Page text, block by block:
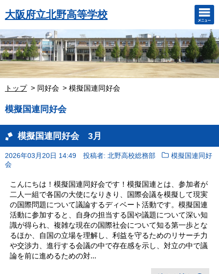
大阪府立北野高等学校
トップ 同好会 模擬国連同好会
模擬国連同好会
模擬国連同好会 3月
2026年03月20日 14:49 投稿者: 北野高校総務部
模擬国連同好
会
こんにちは！模擬国連同好会です！模擬国連とは、参加者が
二人一組で各国の大使になりきり、国際会議を模擬して現実
の国際問題について議論するディベート活動です。模擬国連
活動に参加すると、自身の担当する国や議題について深い知
識が得られ、複雑な現在の国際社会について知る第一歩とな
るほか、自国の立場を理解し、利益を守るためのリサーチ力
や交渉力、進行する会議の中で存在感を示し、対立の中で議
論を前に進めるための対...